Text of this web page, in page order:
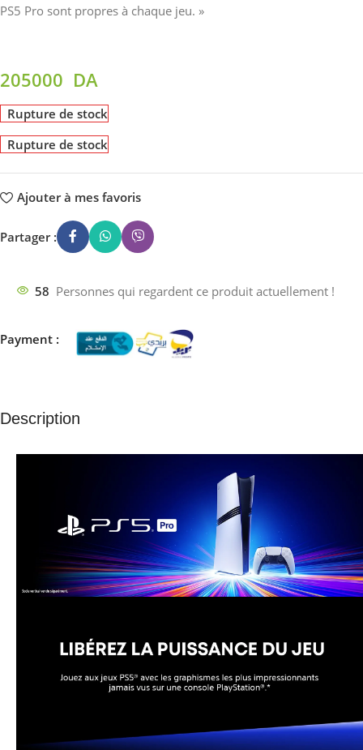
PS5 Pro sont propres à chaque jeu. »
205000 DA
Rupture de stock
Rupture de stock
Ajouter à mes favoris
Partager :
58 Personnes qui regardent ce produit actuellement !
Payment :
Description